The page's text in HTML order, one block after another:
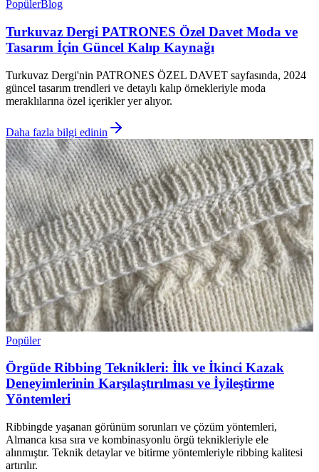
PopülerBlog
Turkuvaz Dergi PATRONES Özel Davet Moda ve
Tasarım İçin Güncel Kalıp Kaynağı
Turkuvaz Dergi'nin PATRONES ÖZEL DAVET sayfasında, 2024
güncel tasarım trendleri ve detaylı kalıp örnekleriyle moda
meraklılarına özel içerikler yer alıyor.
Daha fazla bilgi edinin
Popüler
Örgüde Ribbing Teknikleri: İlk ve İkinci Kazak
Deneyimlerinin Karşılaştırılması ve İyileştirme
Yöntemleri
Ribbingde yaşanan görünüm sorunları ve çözüm yöntemleri,
Almanca kısa sıra ve kombinasyonlu örgü teknikleriyle ele
alınmıştır. Teknik detaylar ve bitirme yöntemleriyle ribbing kalitesi
artırılır.